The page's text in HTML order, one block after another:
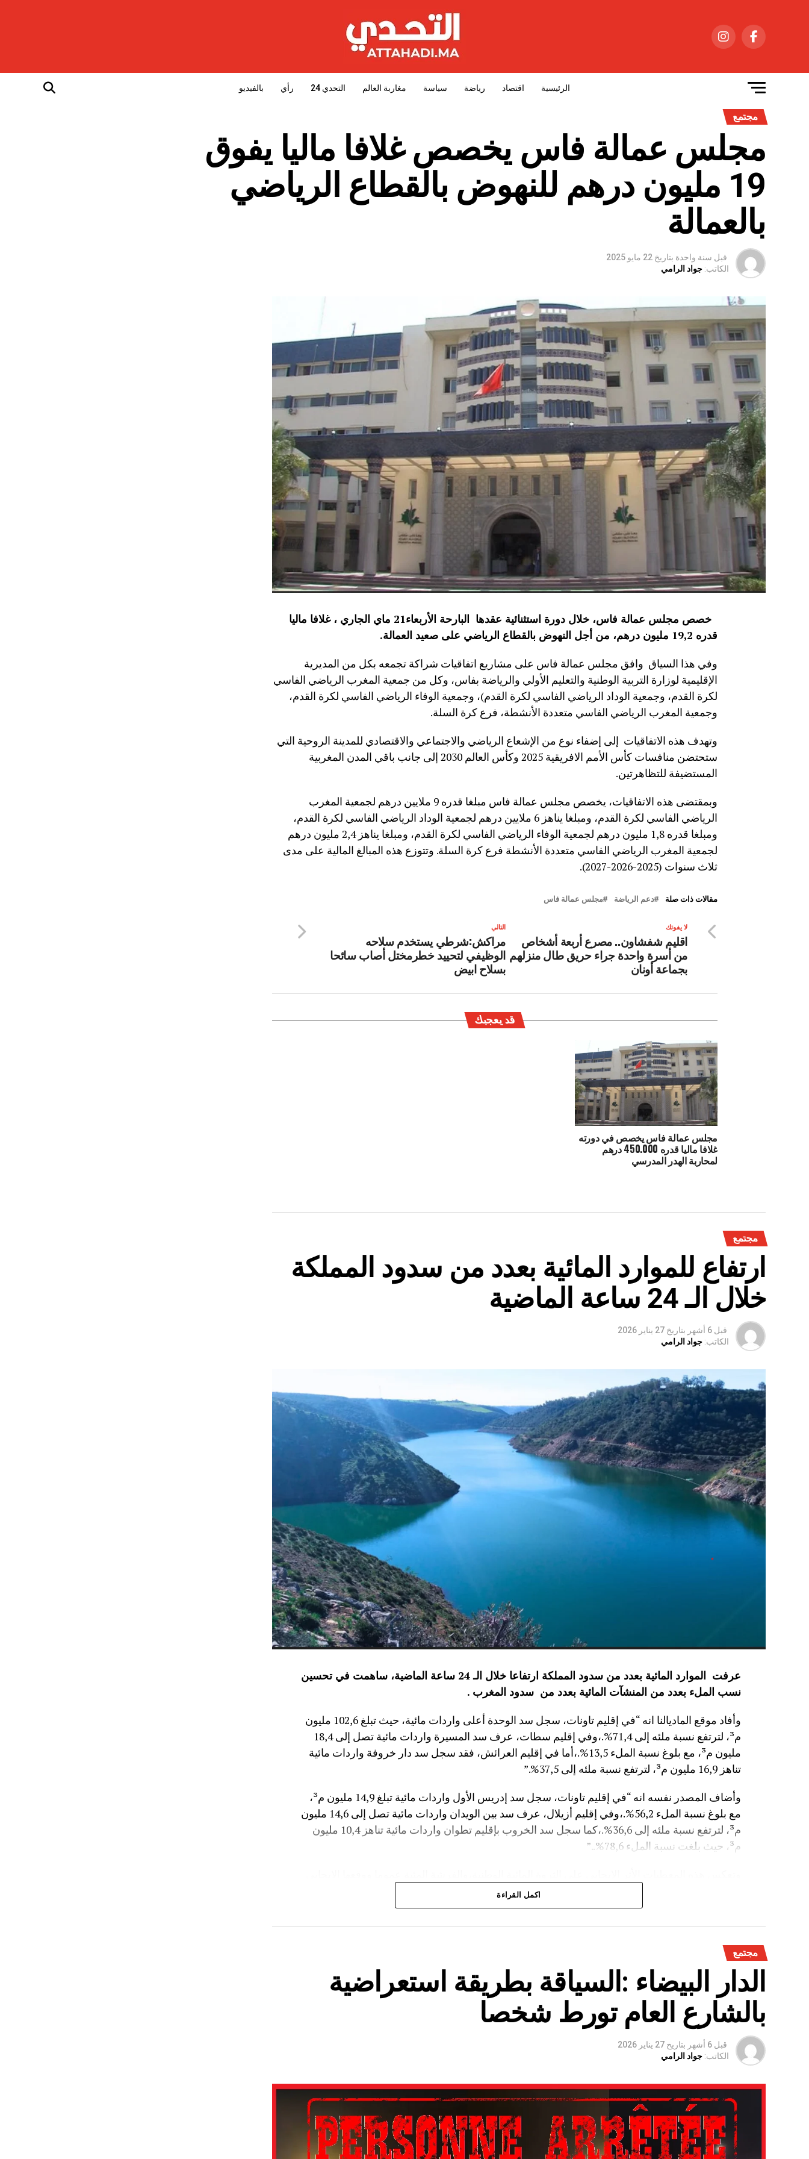
الرئيسية اقتصاد رياضة سياسة مغاربة العالم التحدي 24 رأي بالفيديو
مجتمع
مجلس عمالة فاس يخصص غلافا ماليا يفوق
19 مليون درهم للنهوض بالقطاع الرياضي
بالعمالة
قبل سنة واحدة بتاريخ 22 مايو 2025
الكاتب: جواد الرامي
خصص مجلس عمالة فاس، خلال دورة استثنائية عقدها البارحة الأربعاء21 ماي الجاري ، غلافا ماليا
قدره 19,2 مليون درهم، من أجل النهوض بالقطاع الرياضي على صعيد العمالة
.
وفي هذا السياق وافق مجلس عمالة فاس على مشاريع اتفاقيات شراكة تجمعه بكل من المديرية
الإقليمية لوزارة التربية الوطنية والتعليم الأولي والرياضة بفاس، وكل من جمعية المغرب الرياضي الفاسي
لكرة القدم، وجمعية الوداد الرياضي الفاسي لكرة القدم)، وجمعية الوفاء الرياضي الفاسي لكرة القدم،
وجمعية المغرب الرياضي الفاسي متعددة الأنشطة، فرع كرة السلة.
وتهدف هذه الاتفاقيات إلى إضفاء نوع من الإشعاع الرياضي والاجتماعي والاقتصادي للمدينة الروحية التي
ستحتضن منافسات كأس الأمم الافريقية 2025 وكأس العالم 2030 إلى جانب باقي المدن المغربية
المستضيفة للتظاهرتين.
وبمقتضى هذه الاتفاقيات، يخصص مجلس عمالة فاس مبلغا قدره 9 ملايين درهم لجمعية المغرب
الرياضي الفاسي لكرة القدم، ومبلغا يناهز 6 ملايين درهم لجمعية الوداد الرياضي الفاسي لكرة القدم،
ومبلغا قدره 1,8 مليون درهم لجمعية الوفاء الرياضي الفاسي لكرة القدم، ومبلغا يناهز 2,4 مليون درهم
لجمعية المغرب الرياضي الفاسي متعددة الأنشطة فرع كرة السلة. وتتوزع هذه المبالغ المالية على مدى
ثلاث سنوات (2025-2026-2027).
مقالات ذات صلة دعم الرياضة مجلس عمالة فاس
التالي
مراكش:شرطي يستخدم سلاحه
الوظيفي لتحييد خطرمختل أصاب سائحا
بسلاح ابيض
لا يفوتك
اقليم شفشاون.. مصرع أربعة أشخاص
من أسرة واحدة جراء حريق طال منزلهم
بجماعة أونان
قد يعجبك
مجلس عمالة فاس يخصص في دورته
غلافا ماليا قدره 450.000 درهم
لمحاربة الهدر المدرسي
مجتمع
ارتفاع للموارد المائية بعدد من سدود المملكة
خلال الـ 24 ساعة الماضية
قبل 6 أشهر بتاريخ 27 يناير 2026
الكاتب: جواد الرامي
عرفت الموارد المائية بعدد من سدود المملكة ارتفاعا خلال الـ 24 ساعة الماضية، ساهمت في تحسين
نسب الملء بعدد من المنشآت المائية بعدد من سدود المغرب .
وأفاد موقع الماديالنا انه “في إقليم تاونات، سجل سد الوحدة أعلى واردات مائية، حيث تبلغ 102,6 مليون
م³، لترتفع نسبة ملئه إلى 71,4%.،وفي إقليم سطات، عرف سد المسيرة واردات مائية تصل إلى 18,4
مليون م³، مع بلوغ نسبة الملء 13,5%.،أما في إقليم العرائش، فقد سجل سد دار خروفة واردات مائية
تناهز 16,9 مليون م³، لترتفع نسبة ملئه إلى 37,5%.”
وأضاف المصدر نفسه انه “في إقليم تاونات، سجل سد إدريس الأول واردات مائية تبلغ 14,9 مليون م³،
مع بلوغ نسبة الملء 56,2%.،وفي إقليم أزيلال، عرف سد بين الويدان واردات مائية تصل إلى 14,6 مليون
م³، لترتفع نسبة ملئه إلى 36,6%.،كما سجل سد الخروب بإقليم تطوان واردات مائية تناهز 10,4 مليون
م³، حيث بلغت نسبة الملء 78,6%..”
اكمل القراءة
مجتمع
الدار البيضاء :السياقة بطريقة استعراضية
بالشارع العام تورط شخصا
قبل 6 أشهر بتاريخ 27 يناير 2026
الكاتب: جواد الرامي